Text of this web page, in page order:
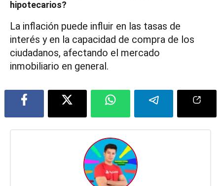
hipotecarios?
La inflación puede influir en las tasas de
interés y en la capacidad de compra de los
ciudadanos, afectando el mercado
inmobiliario en general.